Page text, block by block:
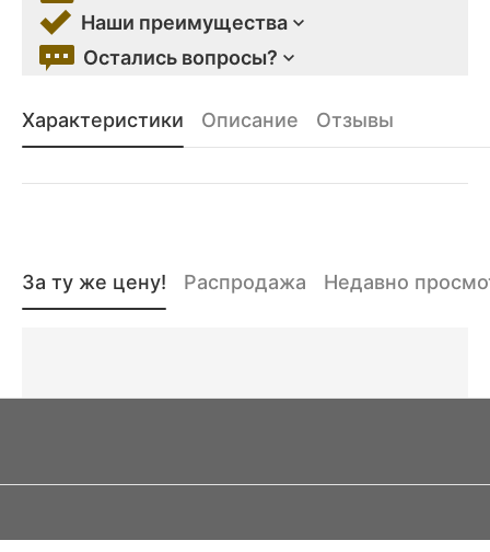
Наши преимущества
Остались вопросы?
Характеристики Описание Отзывы
За ту же цену! Распродажа Недавно